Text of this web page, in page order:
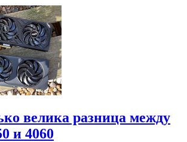
велика разница между
и 4060